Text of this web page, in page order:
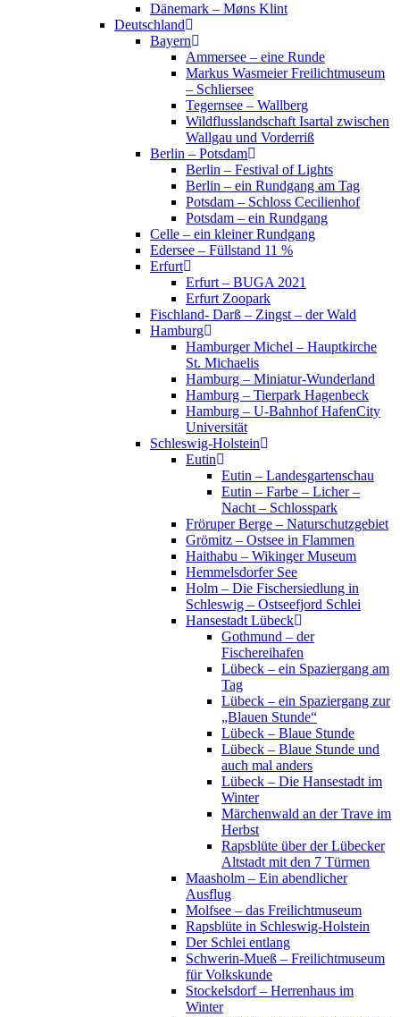
Dänemark – Møns Klint
Deutschland
Bayern
Ammersee – eine Runde
Markus Wasmeier Freilichtmuseum
– Schliersee
Tegernsee – Wallberg
Wildflusslandschaft Isartal zwischen
Wallgau und Vorderriß
Berlin – Potsdam
Berlin – Festival of Lights
Berlin – ein Rundgang am Tag
Potsdam – Schloss Cecilienhof
Potsdam – ein Rundgang
Celle – ein kleiner Rundgang
Edersee – Füllstand 11 %
Erfurt
Erfurt – BUGA 2021
Erfurt Zoopark
Fischland- Darß – Zingst – der Wald
Hamburg
Hamburger Michel – Hauptkirche
St. Michaelis
Hamburg – Miniatur-Wunderland
Hamburg – Tierpark Hagenbeck
Hamburg – U-Bahnhof HafenCity
Universität
Schleswig-Holstein
Eutin
Eutin – Landesgartenschau
Eutin – Farbe – Licher –
Nacht – Schlosspark
Fröruper Berge – Naturschutzgebiet
Grömitz – Ostsee in Flammen
Haithabu – Wikinger Museum
Hemmelsdorfer See
Holm – Die Fischersiedlung in
Schleswig – Ostseefjord Schlei
Hansestadt Lübeck
Gothmund – der
Fischereihafen
Lübeck – ein Spaziergang am
Tag
Lübeck – ein Spaziergang zur
„Blauen Stunde“
Lübeck – Blaue Stunde
Lübeck – Blaue Stunde und
auch mal anders
Lübeck – Die Hansestadt im
Winter
Märchenwald an der Trave im
Herbst
Rapsblüte über der Lübecker
Altstadt mit den 7 Türmen
Maasholm – Ein abendlicher
Ausflug
Molfsee – das Freilichtmuseum
Rapsblüte in Schleswig-Holstein
Der Schlei entlang
Schwerin-Mueß – Freilichtmuseum
für Volkskunde
Stockelsdorf – Herrenhaus im
Winter